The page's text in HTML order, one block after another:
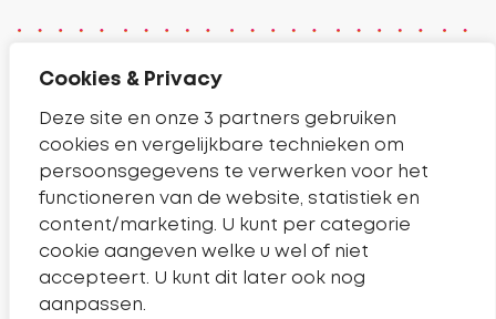
Cookies & Privacy
Deze site en onze 3 partners gebruiken
cookies en vergelijkbare technieken om
persoonsgegevens te verwerken voor het
functioneren van de website, statistiek en
content/marketing. U kunt per categorie
cookie aangeven welke u wel of niet
accepteert. U kunt dit later ook nog
aanpassen.
Telefoonnummer Sleutelkwartier
14 0182
Pagina contact
Contact
Handige links